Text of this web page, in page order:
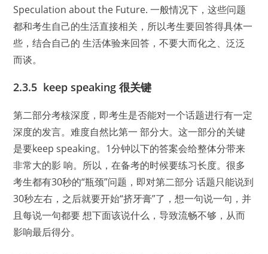
Speculation about the Future. 一般情况下，这些问题
都和考生自己的生活直接相关，所以考生要回答得具体一
些，结合自己的 生活体验来回答，不要大而化之、泛泛
而谈。
2.3.5 keep speaking 很关键
第二部分考核深度，即考生是否能对一个话题进行有一定
深度的发言。难度自然比第一 部分大。这一部分的关键
是要keep speaking。1分钟以下的答案会给整体分带来
非常大的影 响。所以，在备考的时候要练习长度。很多
考生都有30秒的“瓶颈”问题，即对第二部分 话题只能说到
30秒左右，之后就要开始“挤牙膏”了，想一句说一句，并
且每说一句都要 想下面该说什么，导致流畅不够，从而
影响最后得分。